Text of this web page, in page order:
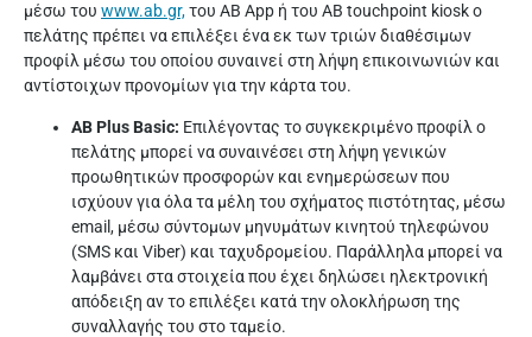
μέσω του www.ab.gr,του AB App ή του AB touchpoint kiosk ο
πελάτης πρέπει να επιλέξει ένα εκ των τριών διαθέσιμων
προφίλ μέσω του οποίου συναινεί στη λήψη επικοινωνιών και
αντίστοιχων προνομίων για την κάρτα του.
ΑΒ Plus Basic: Επιλέγοντας το συγκεκριμένο προφίλ ο
πελάτης μπορεί να συναινέσει στη λήψη γενικών
προωθητικών προσφορών και ενημερώσεων που
ισχύουν για όλα τα μέλη του σχήματος πιστότητας, μέσω
email, μέσω σύντομων μηνυμάτων κινητού τηλεφώνου
(SMS και Viber) και ταχυδρομείου. Παράλληλα μπορεί να
λαμβάνει στα στοιχεία που έχει δηλώσει ηλεκτρονική
απόδειξη αν το επιλέξει κατά την ολοκλήρωση της
συναλλαγής του στο ταμείο.